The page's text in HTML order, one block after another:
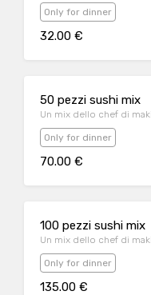
Only for dinner
32.00 €
50 pezzi sushi mix
Un mix dello chef di
Only for dinner
70.00 €
100 pezzi sushi mix
Un mix dello chef di
Only for dinner
135.00 €